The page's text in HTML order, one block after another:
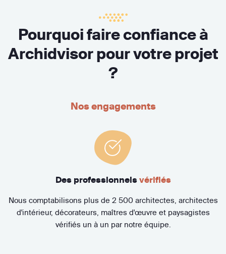
Pourquoi faire confiance à
Archidvisor pour votre projet
?
Nos engagements
Des professionnels vérifiés
Nous comptabilisons plus de 2 500 architectes, architectes
d'intérieur, décorateurs, maîtres d'œuvre et paysagistes
vérifiés un à un par notre équipe.